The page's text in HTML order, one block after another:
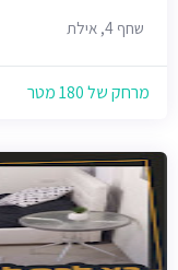
שחף 4, אילת
מרחק של 180 מטר